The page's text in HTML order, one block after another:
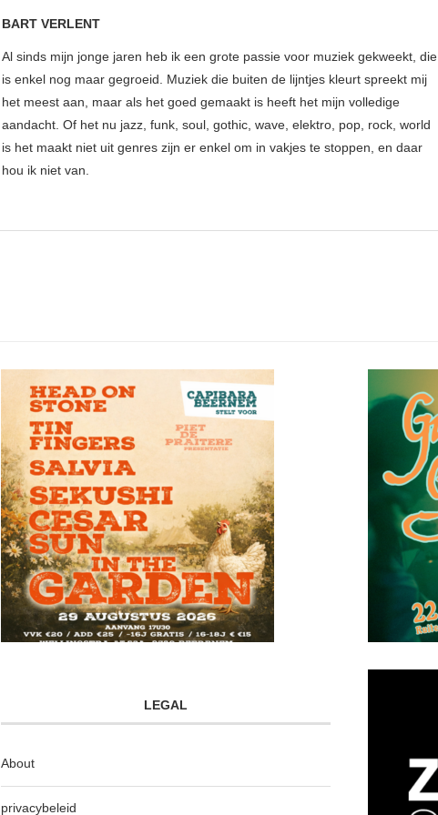
BART VERLENT
Al sinds mijn jonge jaren heb ik een grote passie voor muziek gekweekt, die
is enkel nog maar gegroeid. Muziek die buiten de lijntjes kleurt spreekt mij
het meest aan, maar als het goed gemaakt is heeft het mijn volledige
aandacht. Of het nu jazz, funk, soul, gothic, wave, elektro, pop, rock, world
is het maakt niet uit genres zijn er enkel om in vakjes te stoppen, en daar
hou ik niet van.
LEGAL
About
privacybeleid